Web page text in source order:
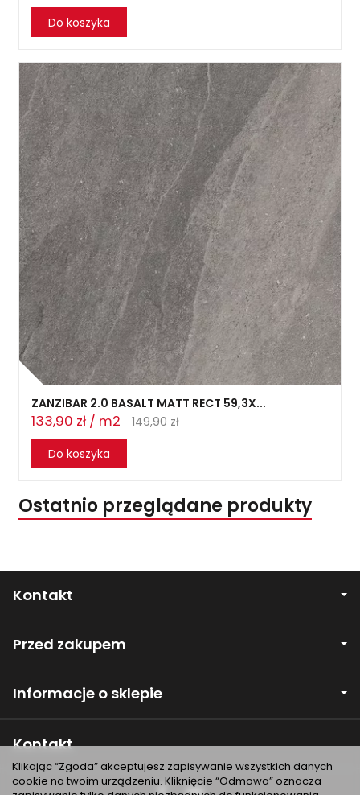
Do koszyka
ZANZIBAR 2.0 BASALT MATT RECT 59,3X...
133,90 zł / m2
149,90 zł
Do koszyka
Ostatnio przeglądane produkty
Kontakt
Przed zakupem
Informacje o sklepie
Kontakt
Klikając “Zgoda” akceptujesz zapisywanie wszystkich danych
cookie na twoim urządzeniu. Kliknięcie “Odmowa” oznacza